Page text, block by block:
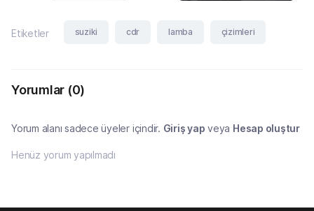
Etiketler suziki cdr lamba çizimleri
Yorumlar (0)
Yorum alanı sadece üyeler içindir. Giriş yap veya Hesap oluştur
Henüz yorum yapılmadı